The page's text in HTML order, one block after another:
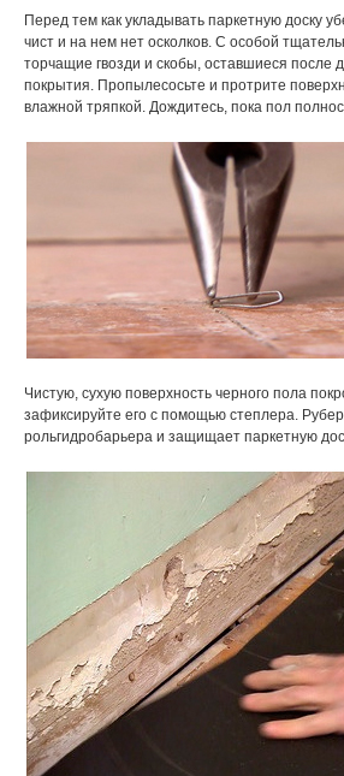
Перед тем как укладывать паркетную доску
чист и на нем нет осколков. С особой
торчащие гвозди и скобы, оставшиеся после
покрытия. Пропылесосьте и протрите
влажной тряпкой. Дождитесь, пока пол
Чистую, сухую поверхность черного пола
зафиксируйте его с помощью степлера.
рольгидробарьера и защищает паркетную